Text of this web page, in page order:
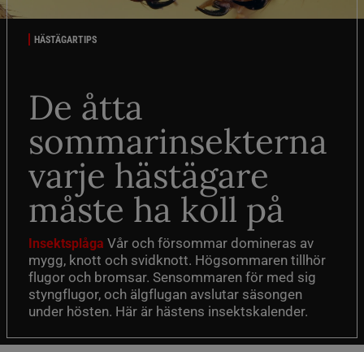
HÄSTÄGARTIPS
De åtta
sommarinsekterna
varje hästägare
måste ha koll på
Insektsplåga Vår och försommar domineras av
mygg, knott och svidknott. Högsommaren tillhör
flugor och bromsar. Sensommaren för med sig
styngflugor, och älgflugan avslutar säsongen
under hösten. Här är hästens insektskalender.